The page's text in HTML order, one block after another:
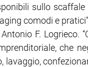
sullo
comodi e
F. Logrieco.
che
lavaggio,